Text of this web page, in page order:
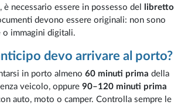
necessario essere in possesso del
libretto
devono essere originali: non sono
o immagini digitali.
devo arrivare al porto?
in porto almeno60 minuti prima della
veicolo, oppure90–120 minuti prima
auto, moto o camper. Controlla sempre le